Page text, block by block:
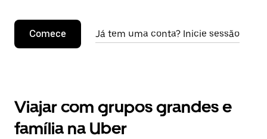
Comece Já tem uma conta? Inicie sessão
Viajar com grupos grandes e
família na Uber